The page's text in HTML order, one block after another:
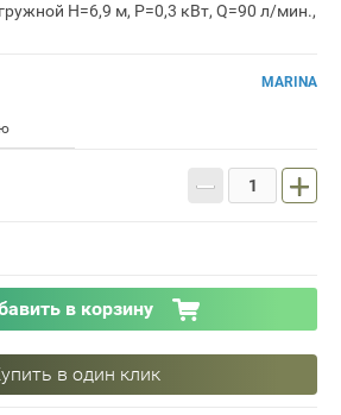
H=6,9 м, P=0,3 кВт, Q=90 л/мин.,
MARINA
− +
в корзину
в один клик